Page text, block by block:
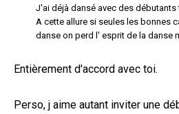
J'ai déjà dansé avec des
A cette allure si seules les bonnes
danse on perd l' esprit de la danse
Entièrement d'accord avec toi.
Perso, j aime autant inviter une